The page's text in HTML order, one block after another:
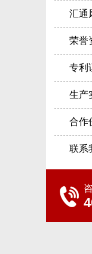
汇通
荣誉
专利
生产
合作
联系